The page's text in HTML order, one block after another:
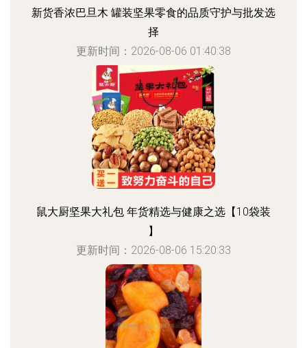
新货香浓巴旦木 罐装坚果零食的品质守护与批发选
择
更新时间：2026-08-06 01:40:38
鼠大厨坚果大礼包 年货精选与健康之选【10袋装
】
更新时间：2026-08-06 15:20:33